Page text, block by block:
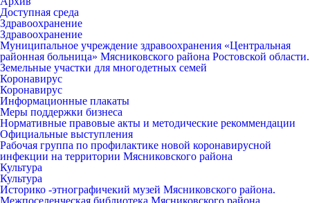
Доступная среда
Здравоохранение
Здравоохранение
Муниципальное учреждение здравоохранения «Центральная
районная больница» Мясниковского района Ростовской области.
Земельные участки для многодетных семей
Коронавирус
Коронавирус
Информационные плакаты
Меры поддержки бизнеса
Нормативные правовые акты и методические рекоммендации
Официальные выступления
Рабочая группа по профилактике новой коронавирусной
инфекции на территории Мясниковского района
Культура
Культура
Историко -этнографичекий музей Мясниковского района.
Межпоселенческая библиотека Мясниковского района.